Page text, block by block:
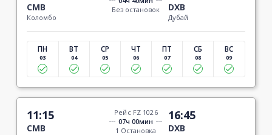
CMB
Коломбо
Без остановок
DXB
Дубай
ПН
03
ВТ
04
СР
05
ЧТ
06
ПТ
07
СБ
08
ВС
09
11:15
CMB
Рейс FZ 1026
07ч 00мин
1 Остановка
16:45
DXB